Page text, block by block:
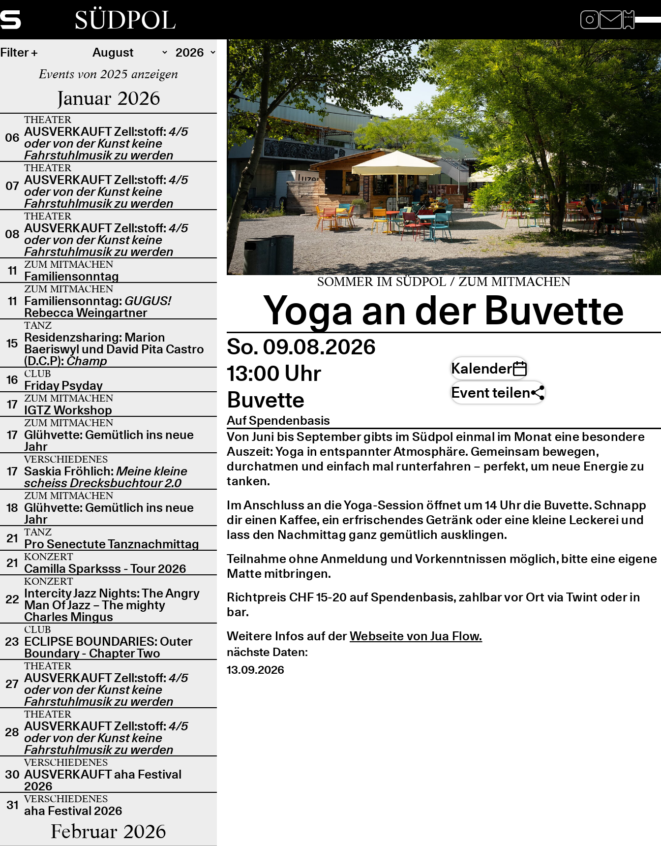
SÜDPOL
Filter
Events von 2025 anzeigen
Januar 2026
06
THEATER
AUSVERKAUFT Zell:stoff: 4/5
oder von der Kunst keine
Fahrstuhlmusik zu werden
07
THEATER
AUSVERKAUFT Zell:stoff: 4/5
oder von der Kunst keine
Fahrstuhlmusik zu werden
08
THEATER
AUSVERKAUFT Zell:stoff: 4/5
oder von der Kunst keine
Fahrstuhlmusik zu werden
11
ZUM MITMACHEN
Familiensonntag
11
ZUM MITMACHEN
Familiensonntag: GUGUS!
Rebecca Weingartner
15
TANZ
Residenzsharing: Marion
Baeriswyl und David Pita Castro
(D.C.P): Champ
16 CLUB
Friday Psyday
17 ZUM MITMACHEN
IGTZ Workshop
17
ZUM MITMACHEN
Glühvette: Gemütlich ins neue
Jahr
17
VERSCHIEDENES
Saskia Fröhlich: Meine kleine
scheiss Drecksbuchtour 2.0
18
ZUM MITMACHEN
Glühvette: Gemütlich ins neue
Jahr
21 TANZ
Pro Senectute Tanznachmittag
21 KONZERT
Camilla Sparksss - Tour 2026
22
KONZERT
Intercity Jazz Nights: The Angry
Man Of Jazz – The mighty
Charles Mingus
23
CLUB
ECLIPSE BOUNDARIES: Outer
Boundary - Chapter Two
27
THEATER
AUSVERKAUFT Zell:stoff: 4/5
oder von der Kunst keine
Fahrstuhlmusik zu werden
28
THEATER
AUSVERKAUFT Zell:stoff: 4/5
oder von der Kunst keine
Fahrstuhlmusik zu werden
30
VERSCHIEDENES
AUSVERKAUFT aha Festival
2026
31 VERSCHIEDENES
aha Festival 2026
Februar 2026
SOMMER IM SÜDPOL / ZUM MITMACHEN
Yoga an der Buvette
So. 09.08.2026
13:00 Uhr
Buvette
Auf Spendenbasis
Kalender
Event teilen
Von Juni bis September gibts im Südpol einmal im Monat eine besondere
Auszeit: Yoga in entspannter Atmosphäre. Gemeinsam bewegen,
durchatmen und einfach mal runterfahren – perfekt, um neue Energie zu
tanken.
Im Anschluss an die Yoga-Session öffnet um 14 Uhr die Buvette. Schnapp
dir einen Kaffee, ein erfrischendes Getränk oder eine kleine Leckerei und
lass den Nachmittag ganz gemütlich ausklingen.
Teilnahme ohne Anmeldung und Vorkenntnissen möglich, bitte eine eigene
Matte mitbringen.
Richtpreis CHF 15-20 auf Spendenbasis, zahlbar vor Ort via Twint oder in
bar.
Weitere Infos auf derWebseite von Jua Flow.
nächste Daten:
13.09.2026